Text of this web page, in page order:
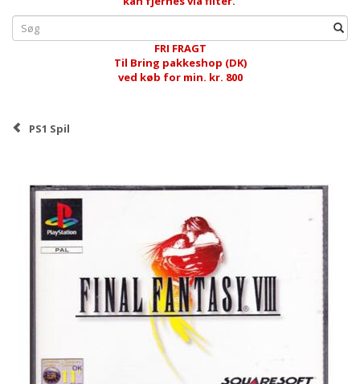
FRI FRAGT
Til Bring pakkeshop (DK)
ved køb for min. kr. 800
PS1 Spil